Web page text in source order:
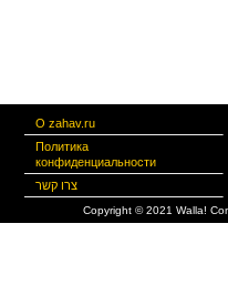
О zahav.ru
Политика
конфиденциальности
צרו קשר
Copyright © 2021 Walla!